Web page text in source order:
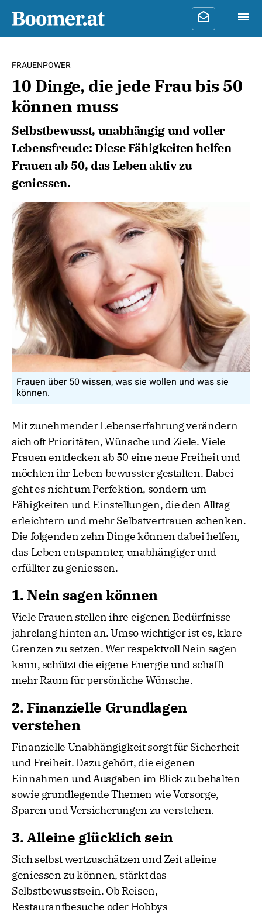
FRAUENPOWER
10 Dinge, die jede Frau bis 50
können muss
Selbstbewusst, unabhängig und voller
Lebensfreude: Diese Fähigkeiten helfen
Frauen ab 50, das Leben aktiv zu
geniessen.
Frauen über 50 wissen, was sie wollen und was sie
können.
Mit zunehmender Lebenserfahrung verändern
sich oft Prioritäten, Wünsche und Ziele. Viele
Frauen entdecken ab 50 eine neue Freiheit und
möchten ihr Leben bewusster gestalten. Dabei
geht es nicht um Perfektion, sondern um
Fähigkeiten und Einstellungen, die den Alltag
erleichtern und mehr Selbstvertrauen schenken.
Die folgenden zehn Dinge können dabei helfen,
das Leben entspannter, unabhängiger und
erfüllter zu geniessen.
1. Nein sagen können
Viele Frauen stellen ihre eigenen Bedürfnisse
jahrelang hinten an. Umso wichtiger ist es, klare
Grenzen zu setzen. Wer respektvoll Nein sagen
kann, schützt die eigene Energie und schafft
mehr Raum für persönliche Wünsche.
2. Finanzielle Grundlagen
verstehen
Finanzielle Unabhängigkeit sorgt für Sicherheit
und Freiheit. Dazu gehört, die eigenen
Einnahmen und Ausgaben im Blick zu behalten
sowie grundlegende Themen wie Vorsorge,
Sparen und Versicherungen zu verstehen.
3. Alleine glücklich sein
Sich selbst wertzuschätzen und Zeit alleine
geniessen zu können, stärkt das
Selbstbewusstsein. Ob Reisen,
Restaurantbesuche oder Hobbys –